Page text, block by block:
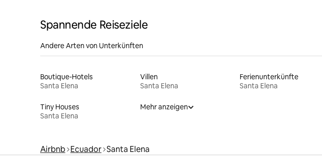
Spannende Reiseziele
Andere Arten von Unterkünften
Boutique-Hotels
Santa Elena
Villen
Santa Elena
Ferienunterkünfte
Santa Elena
Tiny Houses
Santa Elena
Mehr anzeigen
Airbnb Ecuador Santa Elena